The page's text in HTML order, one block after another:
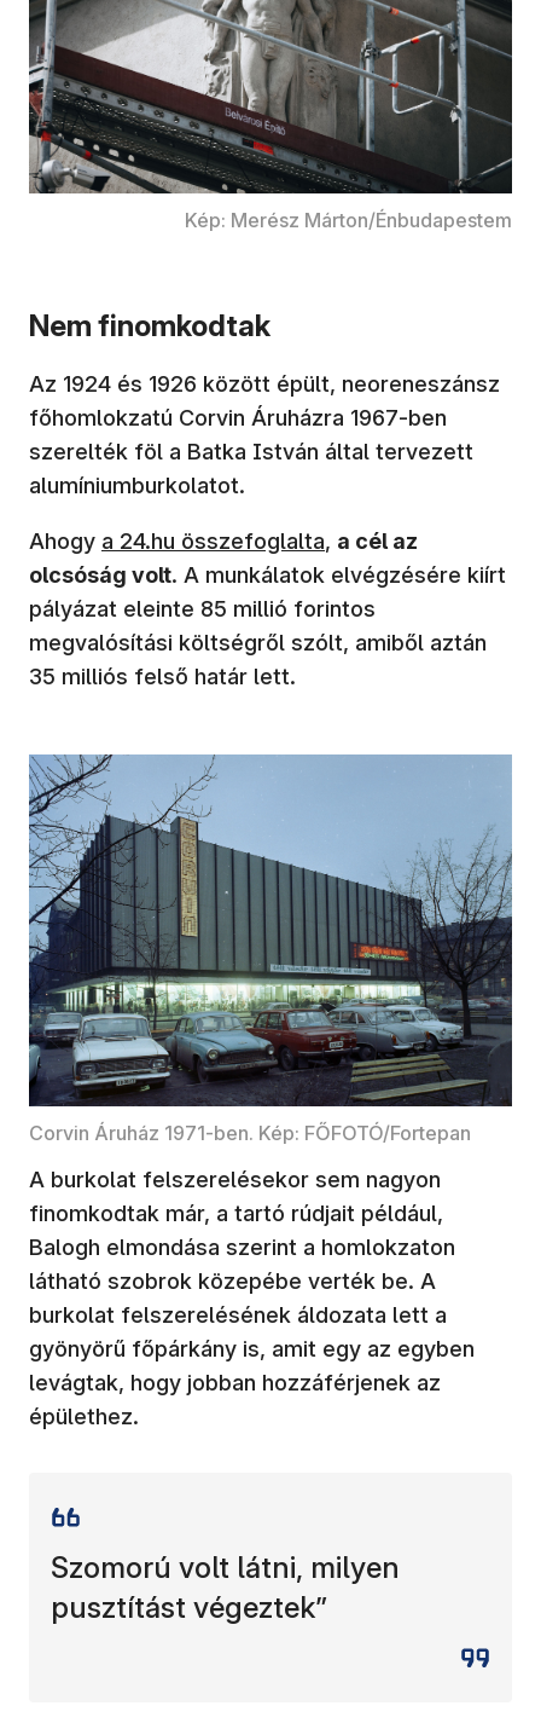
Kép: Merész Márton/Énbudapestem
Nem finomkodtak
Az 1924 és 1926 között épült, neoreneszánsz
főhomlokzatú Corvin Áruházra 1967-ben
szerelték föl a Batka István által tervezett
alumíniumburkolatot.
Ahogy (új ablakban nyílik meg)
a 24.hu összefoglalta, a cél az
olcsóság volt. A munkálatok elvégzésére kiírt
pályázat eleinte 85 millió forintos
megvalósítási költségről szólt, amiből aztán
35 milliós felső határ lett.
Corvin Áruház 1971-ben. Kép: FŐFOTÓ/Fortepan
A burkolat felszerelésekor sem nagyon
finomkodtak már, a tartó rúdjait például,
Balogh elmondása szerint a homlokzaton
látható szobrok közepébe verték be. A
burkolat felszerelésének áldozata lett a
gyönyörű főpárkány is, amit egy az egyben
levágtak, hogy jobban hozzáférjenek az
épülethez.
Szomorú volt látni, milyen
pusztítást végeztek”